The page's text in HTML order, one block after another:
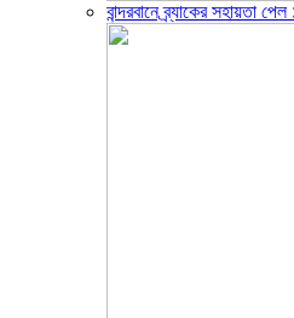
বান্দরবানে ব্র্যাকের সহায়তা